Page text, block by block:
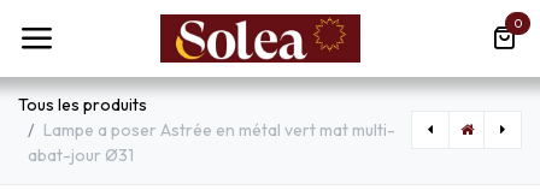
Se rendre au contenu
0
Tous les produits
Lampe a poser Astrée en métal vert mat multi-
abat-jour Ø31